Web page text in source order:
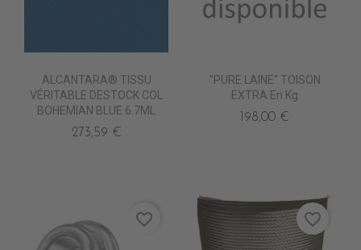
ALCANTARA® TISSU
VÉRITABLE DESTOCK COL
BOHEMIAN BLUE 6.7ML
273,59 €
"PURE LAINE" TOISON
EXTRA En Kg
198,00 €
favorite_border favorite_border